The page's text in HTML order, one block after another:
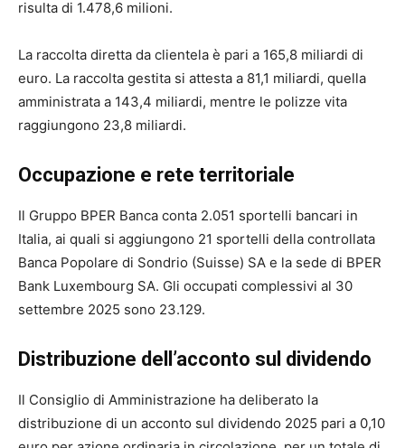
risulta di 1.478,6 milioni.
La raccolta diretta da clientela è pari a 165,8 miliardi di
euro. La raccolta gestita si attesta a 81,1 miliardi, quella
amministrata a 143,4 miliardi, mentre le polizze vita
raggiungono 23,8 miliardi.
Occupazione e rete territoriale
Il Gruppo BPER Banca conta 2.051 sportelli bancari in
Italia, ai quali si aggiungono 21 sportelli della controllata
Banca Popolare di Sondrio (Suisse) SA e la sede di BPER
Bank Luxembourg SA. Gli occupati complessivi al 30
settembre 2025 sono 23.129.
Distribuzione dell’acconto sul dividendo
Il Consiglio di Amministrazione ha deliberato la
distribuzione di un acconto sul dividendo 2025 pari a 0,10